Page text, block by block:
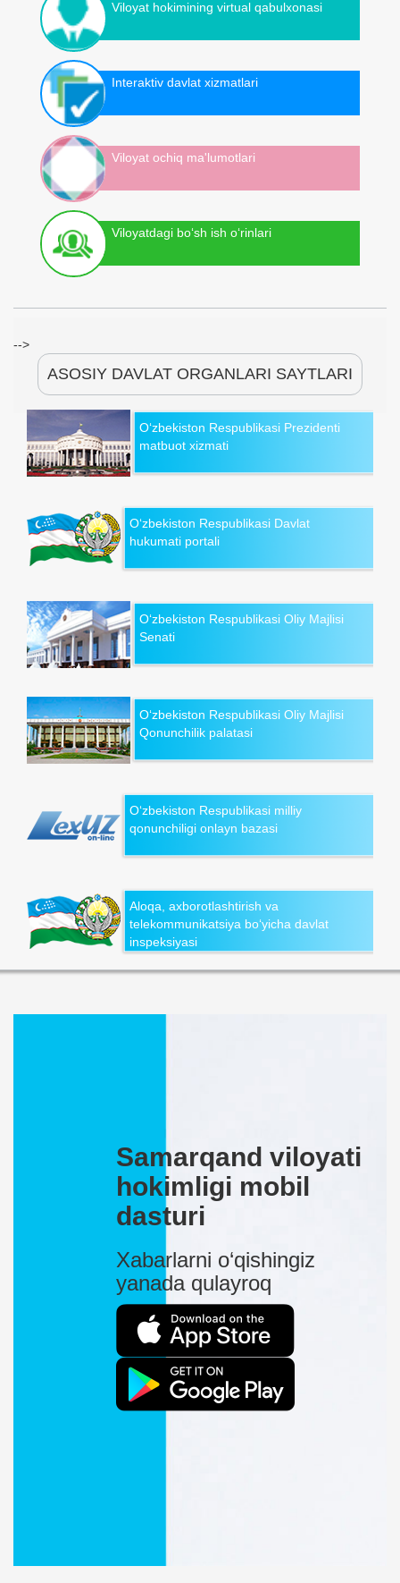
Viloyat hokimining virtual qabulxonasi
Interaktiv davlat xizmatlari
Viloyat ochiq ma'lumotlari
Viloyatdagi bo‘sh ish o‘rinlari
-->
ASOSIY DAVLAT ORGANLARI SAYTLARI
O‘zbekiston Respublikasi Prezidenti
matbuot xizmati
O‘zbekiston Respublikasi Davlat
hukumati portali
O‘zbekiston Respublikasi Oliy Majlisi
Senati
O‘zbekiston Respublikasi Oliy Majlisi
Qonunchilik palatasi
O‘zbekiston Respublikasi milliy
qonunchiligi onlayn bazasi
Aloqa, axborotlashtirish va
telekommunikatsiya bo‘yicha davlat
inspeksiyasi
Samarqand viloyati
hokimligi mobil
dasturi
Xabarlarni o‘qishingiz
yanada qulayroq